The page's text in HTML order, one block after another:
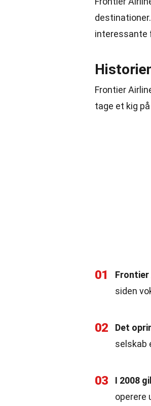
interessante
Frontier
tage et kig
01 Frontier
siden
02 Det
selskab
03 I 2008
operere